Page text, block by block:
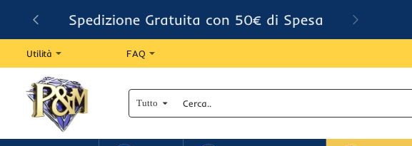
Spedizione Gratuita con 50€ di Spesa
Utilità FAQ
Tutto
Cerca..